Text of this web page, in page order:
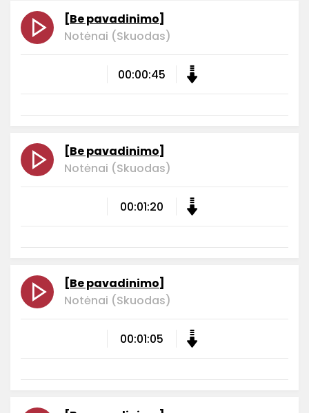
[Be pavadinimo]
Notėnai (Skuodas)
00:00:45
[Be pavadinimo]
Notėnai (Skuodas)
00:01:20
[Be pavadinimo]
Notėnai (Skuodas)
00:01:05